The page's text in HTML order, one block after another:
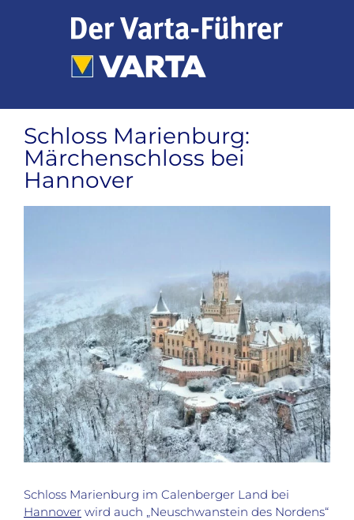
Schloss Marienburg:
Märchenschloss bei
Hannover
Schloss Marienburg im Calenberger Land bei
Hannoverwird auch „Neuschwanstein des Nordens“